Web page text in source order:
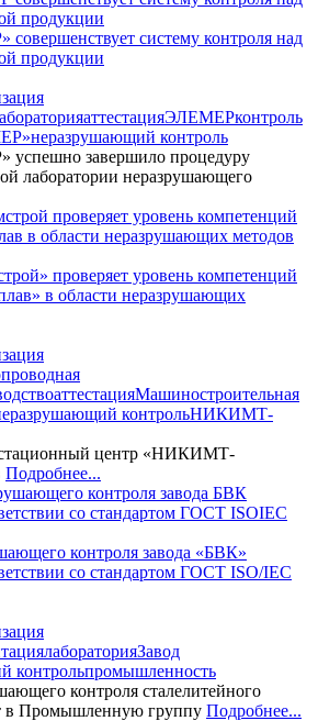
систему контроля над
продукции
аттестацияЭЛЕМЕРконтроль
неразрушающий контроль
завершило процедуру
лаборатории неразрушающего
проверяет уровень компетенций
в области неразрушающих
аттестацияМашиностроительная
контрольНИКИМТ-
центр «НИКИМТ-
Подробнее...
контроля завода «БВК»
со стандартом ГОСТ ISO/IEC
лабораторияЗавод
контрольпромышленность
контроля сталелитейного
в Промышленную группу Подробнее...